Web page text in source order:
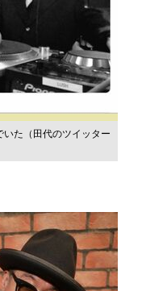
た（田代のツイッター